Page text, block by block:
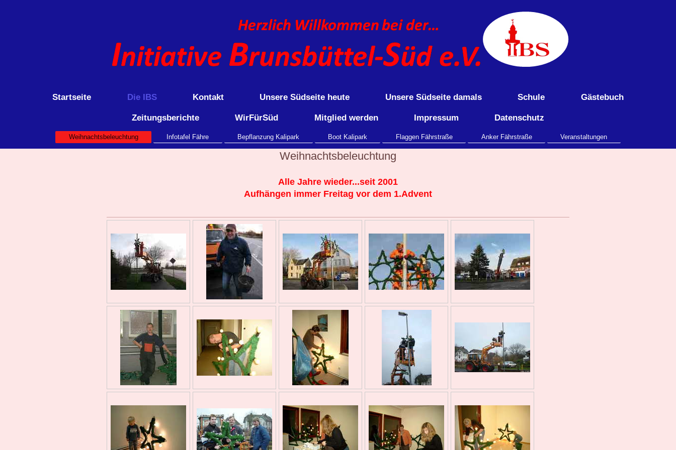
Startseite Die IBS Kontakt Unsere Südseite heute Unsere Südseite damals Schule Gästebuch
Zeitungsberichte WirFürSüd Mitglied werden Impressum Datenschutz
Weihnachtsbeleuchtung Infotafel Fähre Bepflanzung Kalipark Boot Kalipark Flaggen Fährstraße Anker Fährstraße Veranstaltungen
Weihnachtsbeleuchtung
Alle Jahre wieder...seit 2001
Aufhängen immer Freitag vor dem 1.Advent